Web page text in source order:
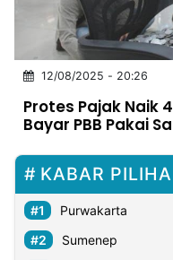
INDONESIA
Partner
Insight
Suara
Lens
Daily
Jalan
Idealita
Kita
Dinamikapost.com
Radar
Seedbacklink
Follow
Kabarbaru
12/08/2025 - 20:26
Protes Pajak Naik
Bayar PBB Pakai
KABAR
Purwakarta
Sumenep